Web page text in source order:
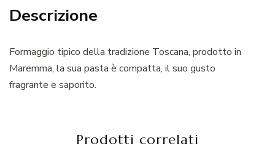
Descrizione
Formaggio tipico della tradizione Toscana, prodotto in
Maremma, la sua pasta è compatta, il suo gusto
fragrante e saporito.
Prodotti correlati